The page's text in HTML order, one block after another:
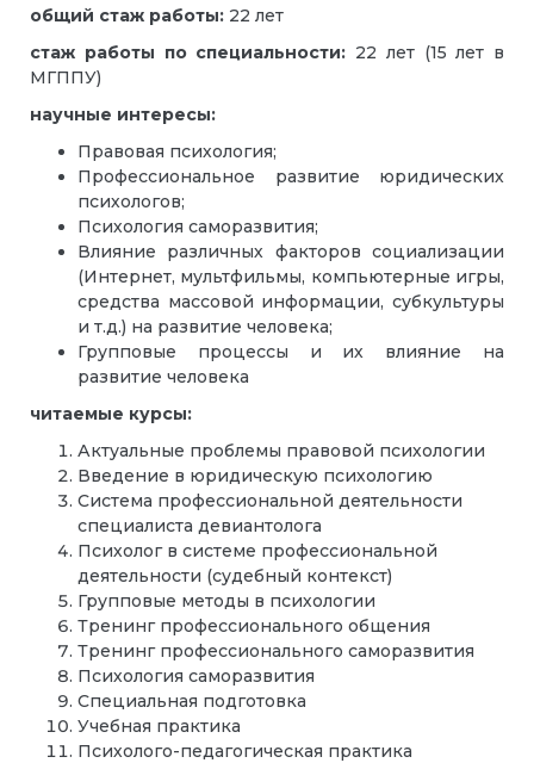
общий стаж работы: 22 лет
стаж работы по специальности: 22 лет (15 лет в
МГППУ)
научные интересы:
Правовая психология;
Профессиональное развитие юридических
психологов;
Психология саморазвития;
Влияние различных факторов социализации
(Интернет, мультфильмы, компьютерные игры,
средства массовой информации, субкультуры
и т.д.) на развитие человека;
Групповые процессы и их влияние на
развитие человека
читаемые курсы:
Актуальные проблемы правовой психологии
Введение в юридическую психологию
Система профессиональной деятельности
специалиста девиантолога
Психолог в системе профессиональной
деятельности (судебный контекст)
Групповые методы в психологии
Тренинг профессионального общения
Тренинг профессионального саморазвития
Психология саморазвития
Специальная подготовка
Учебная практика
Психолого-педагогическая практика